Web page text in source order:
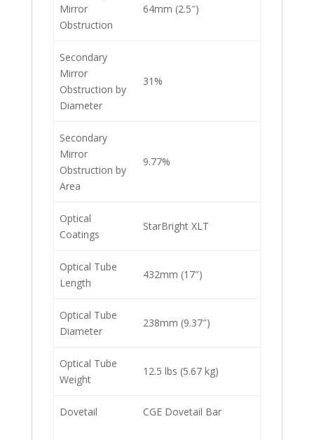
Mirror
Obstruction
64mm (2.5″)
Secondary
Mirror
Obstruction by
Diameter
31%
Secondary
Mirror
Obstruction by
Area
9.77%
Optical
Coatings
StarBright XLT
Optical Tube
Length
432mm (17″)
Optical Tube
Diameter
238mm (9.37″)
Optical Tube
Weight
12.5 lbs (5.67 kg)
Dovetail CGE Dovetail Bar